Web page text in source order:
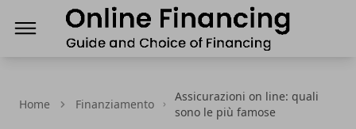
Home Finanziamento
Assicurazioni on line: quali
sono le più famose